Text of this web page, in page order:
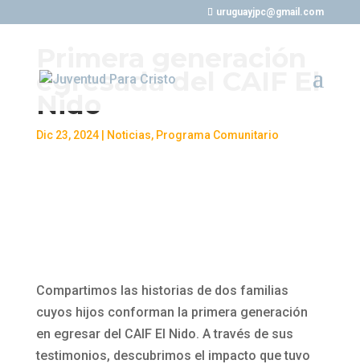
uruguayjpc@gmail.com
egresada del CAIF El
Nido
Dic 23, 2024| Noticias, Programa Comunitario
Compartimos las historias de dos familias
cuyos hijos conforman la primera generación
en egresar del CAIF El Nido. A través de sus
testimonios, descubrimos el impacto que tuvo